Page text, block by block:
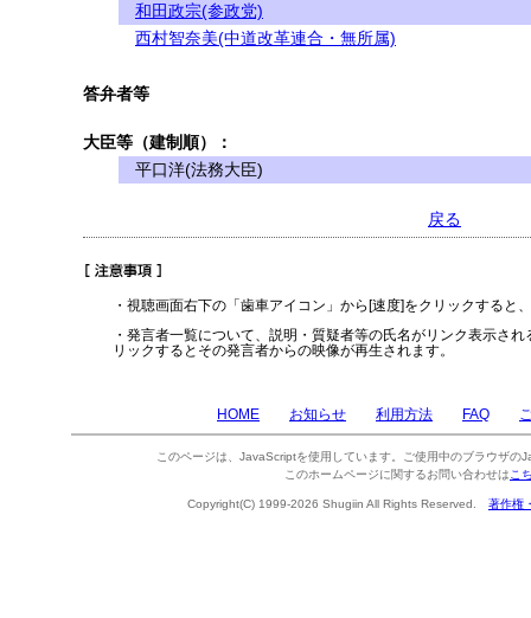
和田政宗(参政党)
西村智奈美(中道改革連合・無所属)
答弁者等
大臣等（建制順）：
平口洋(法務大臣)
戻る
・視聴画面右下の「歯車アイコン」から[速度]をクリックすると
・発言者一覧について、説明・質疑者等の氏名がリンク表示さ
リックするとその発言者からの映像が再生されます。
HOME お知らせ 利用方法 FAQ
このページは、JavaScriptを使用しています。ご使用中のブラウザの
このホームページに関するお問い合わせは こ
Copyright(C) 1999-2026 Shugiin All Rights Reserved. 著作権